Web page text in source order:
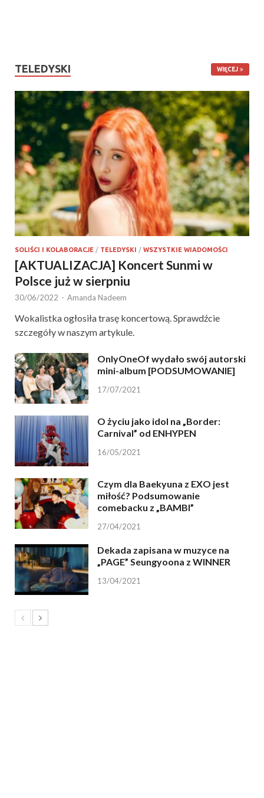
TELEDYSKI WIĘCEJ
SOLIŚCI I KOLABORACJE / TELEDYSKI / WSZYSTKIE WIADOMOŚCI
[AKTUALIZACJA] Koncert Sunmi w
Polsce już w sierpniu
30/06/2022 - Amanda Nadeem
Wokalistka ogłosiła trasę koncertową. Sprawdźcie
szczegóły w naszym artykule.
OnlyOneOf wydało swój autorski
mini-album [PODSUMOWANIE]
17/07/2021
O życiu jako idol na „Border:
Carnival” od ENHYPEN
16/05/2021
Czym dla Baekyuna z EXO jest
miłość? Podsumowanie
comebacku z „BAMBI”
27/04/2021
Dekada zapisana w muzyce na
„PAGE” Seungyoona z WINNER
13/04/2021